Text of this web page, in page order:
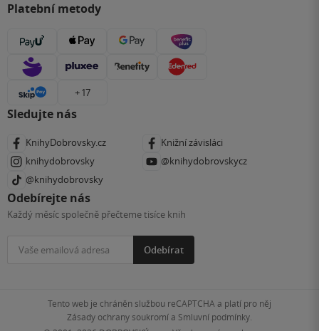
Platební metody
+ 17
Sledujte nás
KnihyDobrovsky.cz
Knižní závisláci
knihydobrovsky
@knihydobrovskycz
@knihydobrovsky
Odebírejte nás
Každý měsíc společně přečteme tisíce knih
Odebírat
Tento web je chráněn službou reCAPTCHA a platí pro něj
Zásady ochrany soukromía Smluvní podmínky